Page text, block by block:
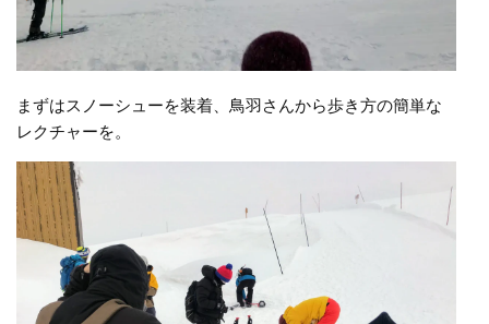
まずはスノーシューを装着、鳥羽さんから歩き方の簡単な
レクチャーを。